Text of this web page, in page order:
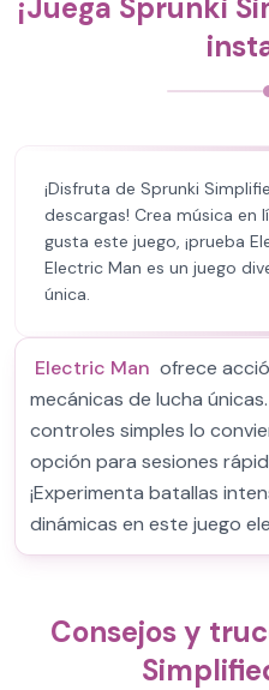
¡Juega Sprunki
¡Disfruta de Sprunki
descargas! Crea música en
gusta este juego, ¡prueba
Electric Man es un juego
única.
Electric Man ofrece
mecánicas de lucha
controles simples lo
opción para sesiones
¡Experimenta batallas
dinámicas en este juego
Consejos y